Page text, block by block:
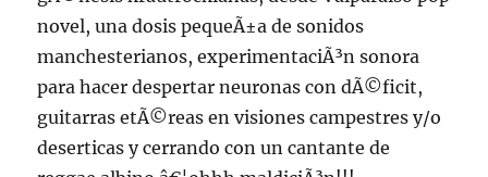
novel, una dosis pequeÃ±a de sonidos
manchesterianos, experimentaciÃ³n sonora
para hacer despertar neuronas con dÃ©ficit,
guitarras etÃ©reas en visiones campestres y/o
deserticas y cerrando con un cantante de